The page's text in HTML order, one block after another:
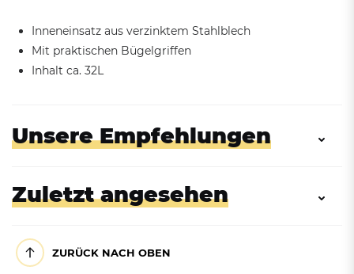
Inneneinsatz aus verzinktem Stahlblech
Mit praktischen Bügelgriffen
Inhalt ca. 32L
Unsere Empfehlungen
Zuletzt angesehen
ZURÜCK NACH OBEN